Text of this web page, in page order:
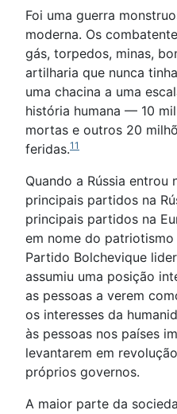
Foi uma guerra
moderna. Os
gás, torpedos, minas,
artilharia que nunca
uma chacina a uma
história humana — 10
mortas e outros 20
feridas.11
Quando a Rússia entrou
principais partidos na
principais partidos na
em nome do
Partido Bolchevique
assumiu uma posição
as pessoas a verem
os interesses da
às pessoas nos países
levantarem em
próprios governos.
A maior parte da